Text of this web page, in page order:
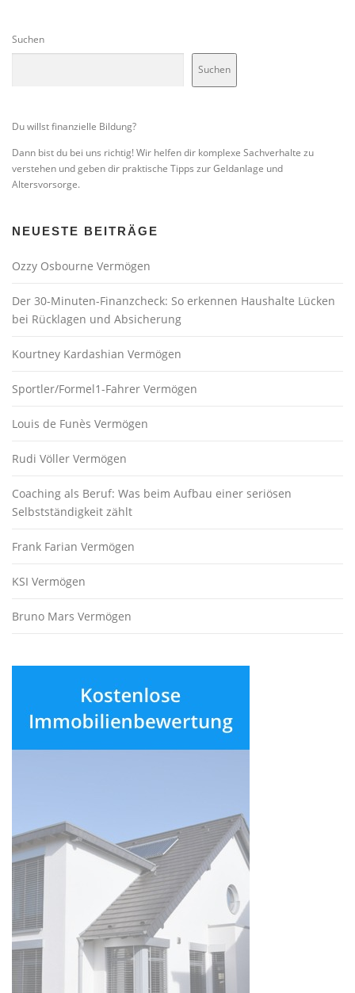
Suchen
Suchen
Du willst finanzielle Bildung?
Dann bist du bei uns richtig! Wir helfen dir komplexe Sachverhalte zu
verstehen und geben dir praktische Tipps zur Geldanlage und
Altersvorsorge.
NEUESTE BEITRÄGE
Ozzy Osbourne Vermögen
Der 30-Minuten-Finanzcheck: So erkennen Haushalte Lücken
bei Rücklagen und Absicherung
Kourtney Kardashian Vermögen
Sportler/Formel1-Fahrer Vermögen
Louis de Funès Vermögen
Rudi Völler Vermögen
Coaching als Beruf: Was beim Aufbau einer seriösen
Selbstständigkeit zählt
Frank Farian Vermögen
KSI Vermögen
Bruno Mars Vermögen